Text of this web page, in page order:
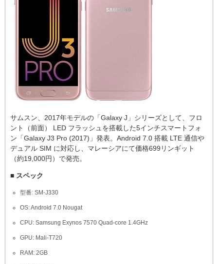
サムスン、2017年モデルの「Galaxy J」シリーズとして、フロ
ント（前面） LED フラッシュを搭載した5インチスマートフォ
ン「Galaxy J3 Pro (2017)」発表。Android 7.0 搭載 LTE 通信や
デュアル SIM に対応し、マレーシアにて価格699リンギット
（約19,000円）で発売。
■ スペック
型番: SM-J330
OS: Android 7.0 Nougat
CPU: Samsung Exynos 7570 Quad-core 1.4GHz
GPU: Mali-T720
RAM: 2GB